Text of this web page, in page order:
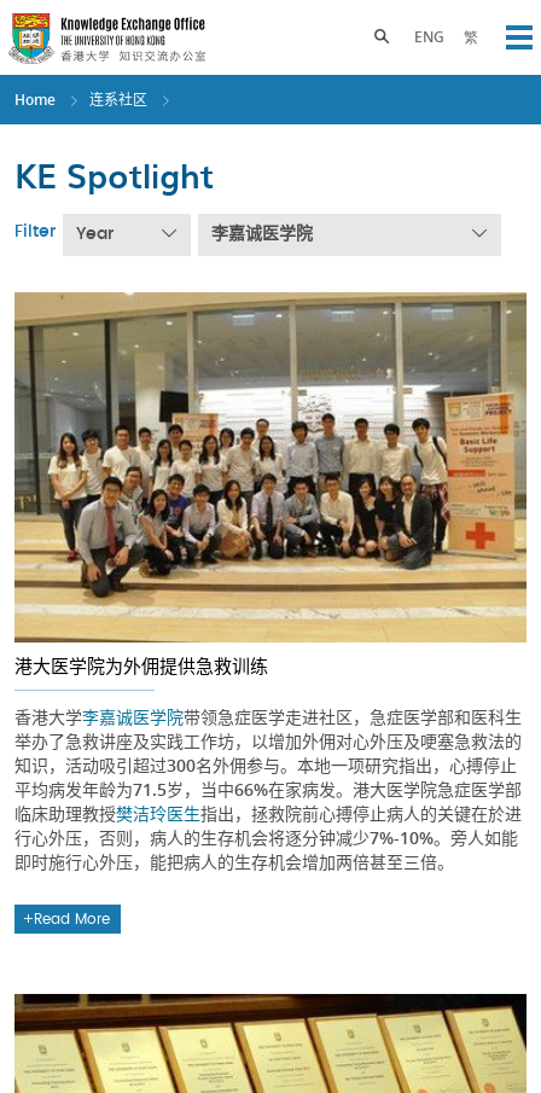
Skip
to
main
content
ENG 繁
Toggle search panel
Home 连系社区
KE Spotlight
Filter Year 李嘉诚医学院
港大医学院为外佣提供急救训练
香港大学李嘉诚医学院带领急症医学走进社区，急症医学部和医科生
举办了急救讲座及实践工作坊，以增加外佣对心外压及哽塞急救法的
知识，活动吸引超过300名外佣参与。本地一项研究指出，心搏停止
平均病发年龄为71.5岁，当中66%在家病发。港大医学院急症医学部
临床助理教授樊洁玲医生指出，拯救院前心搏停止病人的关键在於进
行心外压，否则，病人的生存机会将逐分钟减少7%-10%。旁人如能
即时施行心外压，能把病人的生存机会增加两倍甚至三倍。
Read More